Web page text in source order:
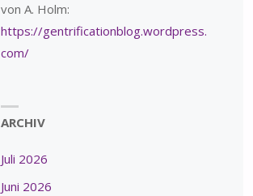
von A. Holm:
https://gentrificationblog.wordpress.
com/
ARCHIV
Juli 2026
Juni 2026